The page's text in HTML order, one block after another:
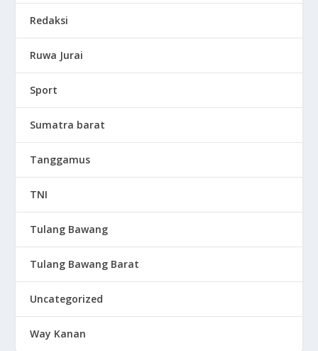
Redaksi
Ruwa Jurai
Sport
Sumatra barat
Tanggamus
TNI
Tulang Bawang
Tulang Bawang Barat
Uncategorized
Way Kanan